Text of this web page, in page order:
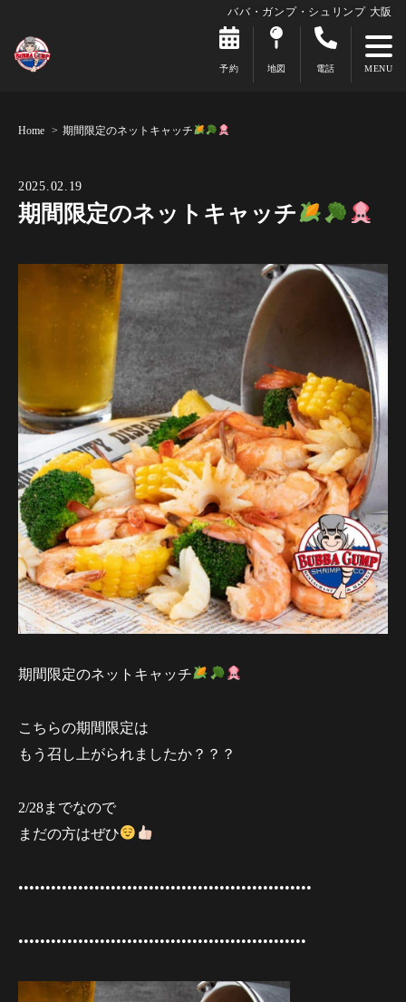
ババ・ガンプ・シュリンプ 大阪
予約 地図 電話
Home 期間限定のネットキャッチ
2025.02.19
期間限定のネットキャッチ
期間限定のネットキャッチ
こちらの期間限定は
もう召し上がられましたか？？？
2/28までなので
まだの方はぜひ
••••••••••••••••••••••••••••••••••••••••••••••••••••••
•••••••••••••••••••••••••••••••••••••••••••••••••••••